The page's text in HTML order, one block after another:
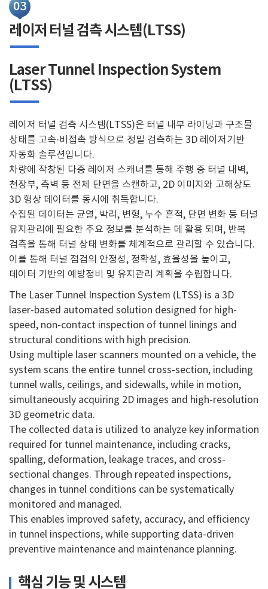
03
레이저 터널 검측 시스템(LTSS)
Laser Tunnel Inspection System
(LTSS)
레이저 터널 검측 시스템(LTSS)은 터널 내부 라이닝과 구조물
상태를 고속·비접촉 방식으로 정밀 검측하는 3D 레이저기반
자동화 솔루션입니다.
차량에 작창된 다중 레이저 스캐너를 통해 주행 중 터널 내벽,
천장부, 측벽 등 전체 단면을 스캔하고, 2D 이미지와 고해상도
3D 형상 데이터를 동시에 취득합니다.
수집된 데이터는 균열, 박리, 변형, 누수 흔적, 단면 변화 등 터널
유지관리에 필요한 주요 정보를 분석하는 데 활용 되며, 반복
검측을 통해 터널 상태 변화를 체계적으로 관리할 수 있습니다.
이를 통해 터널 점검의 안정성, 정확성, 효율성을 높이고,
데이터 기반의 예방정비 및 유지관리 계획을 수립합니다.
The Laser Tunnel Inspection System (LTSS) is a 3D
laser-based automated solution designed for high-
speed, non-contact inspection of tunnel linings and
structural conditions with high precision.
Using multiple laser scanners mounted on a vehicle, the
system scans the entire tunnel cross-section, including
tunnel walls, ceilings, and sidewalls, while in motion,
simultaneously acquiring 2D images and high-resolution
3D geometric data.
The collected data is utilized to analyze key information
required for tunnel maintenance, including cracks,
spalling, deformation, leakage traces, and cross-
sectional changes. Through repeated inspections,
changes in tunnel conditions can be systematically
monitored and managed.
This enables improved safety, accuracy, and efficiency
in tunnel inspections, while supporting data-driven
preventive maintenance and maintenance planning.
핵심 기능 및 시스템